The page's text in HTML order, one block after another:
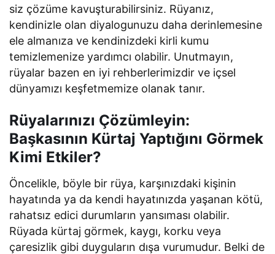
siz çözüme kavuşturabilirsiniz. Rüyanız,
kendinizle olan diyalogunuzu daha derinlemesine
ele almanıza ve kendinizdeki kirli kumu
temizlemenize yardımcı olabilir. Unutmayın,
rüyalar bazen en iyi rehberlerimizdir ve içsel
dünyamızı keşfetmemize olanak tanır.
Rüyalarınızı Çözümleyin:
Başkasının Kürtaj Yaptığını Görmek
Kimi Etkiler?
Öncelikle, böyle bir rüya, karşınızdaki kişinin
hayatında ya da kendi hayatınızda yaşanan kötü,
rahatsız edici durumların yansıması olabilir.
Rüyada kürtaj görmek, kaygı, korku veya
çaresizlik gibi duyguların dışa vurumudur. Belki de